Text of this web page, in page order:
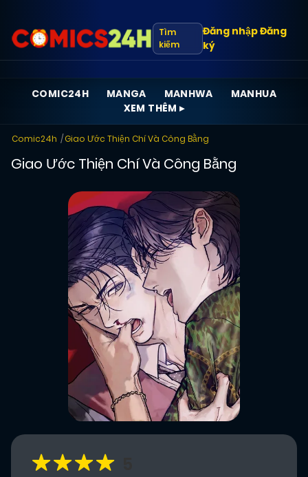
Tìm
kiếm
Đăng nhậpĐăng
ký
COMIC24H MANGA MANHWA
MANHUA
XEM THÊM ▸
Comic24h Giao Ước Thiện Chí Và Công Bằng
Giao Ước Thiện Chí Và Công Bằng